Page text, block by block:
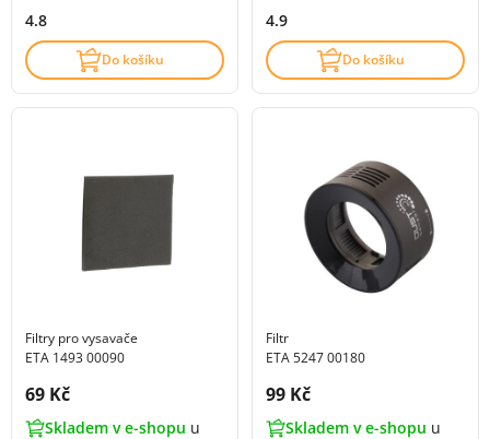
4.8
Do košíku
4.9
Do košíku
Filtry pro vysavače
ETA 1493 00090
Cena s DPH:
69 Kč
Skladem v e-shopu u
Filtr
ETA 5247 00180
Cena s DPH:
99 Kč
Skladem v e-shopu u